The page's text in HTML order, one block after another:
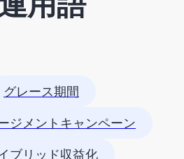
グレース期間
ジメントキャンペーン
ブリッド収益化